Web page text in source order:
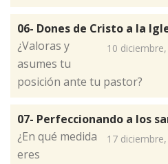
06- Dones de Cristo a la
10
¿Valoras y
asumes tu
posición ante tu pastor?
07- Perfeccionando a los
17
¿En qué medida
eres